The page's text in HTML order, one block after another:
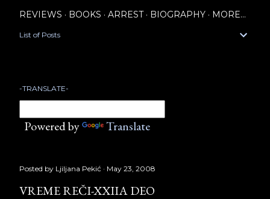
REVIEWS BOOKS ARREST BIOGRAPHY MORE…
List of Posts
-TRANSLATE-
Powered by Translate
Posted by Ljiljana Pekić May 23, 2008
VREME REČI-XXIIA DEO